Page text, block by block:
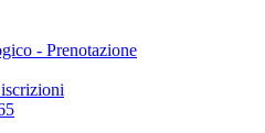
- Prenotazione